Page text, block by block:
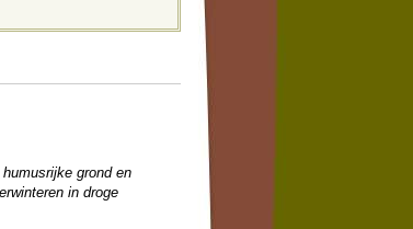
grond en
in droge